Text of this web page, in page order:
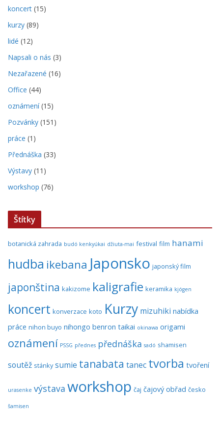
koncert (15)
kurzy (89)
lidé (12)
Napsali o nás (3)
Nezařazené (16)
Office (44)
oznámení(15)
Pozvánky (151)
práce (1)
Přednáška (33)
Výstavy (11)
workshop (76)
Štítky
botanická zahrada budó kenkyúkai džiuta-mai festival film hanami
hudba ikebana Japonsko japonský film
japonština kakizome kaligrafie keramika kjógen
koncert konverzace koto Kurzy mizuhiki nabídka
práce nihon buyo nihongo benron taikai okinawa origami
oznámení PSSG přednes přednáška sadó shamisen
soutěž stánky sumie tanabata tanec tvorba tvoření
urasenke výstava workshop čaj čajový obřad česko
šamisen